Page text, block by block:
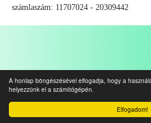
Elfogadom!
A honlap böngészésével elfogadja, hogy a
helyezzünk el a számítógépén.
számlaszám: 11707024 - 20309442